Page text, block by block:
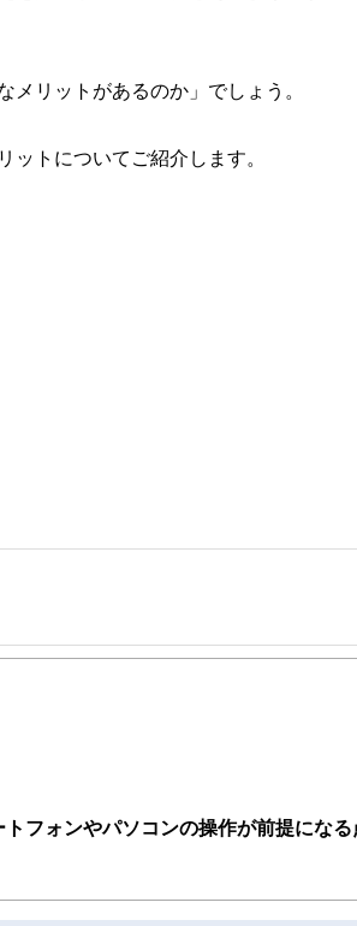
メリットがあるのか」でしょう。
ットについてご紹介します。
えるかという視点で、お金の知識がない方でも理解
す。
、相続診断士、住宅ローンアドバイザー、DCプラ
など150名以上の有資格者を執筆者・監修者として
制を築くことで、内容のわかりやすさはもちろんの
フォンやパソコンの操作が前提になる